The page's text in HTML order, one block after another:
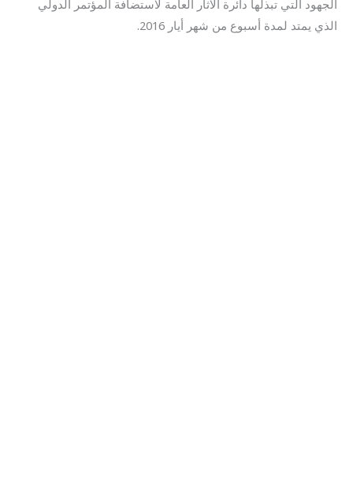
الجهود التي تبذلها دائرة الآثار العامة لاستضافة المؤتمر الدولي
الذي يمتد لمدة أسبوع من شهر أيار 2016.